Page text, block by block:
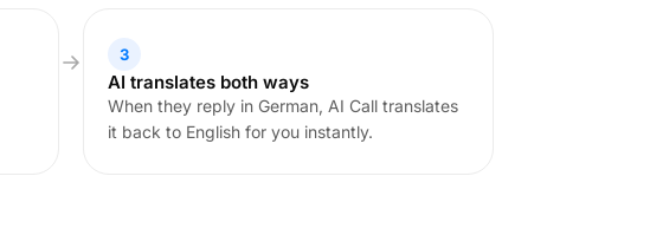
3
AI translates both ways
When they reply in German, AI Call translates
it back to English for you instantly.